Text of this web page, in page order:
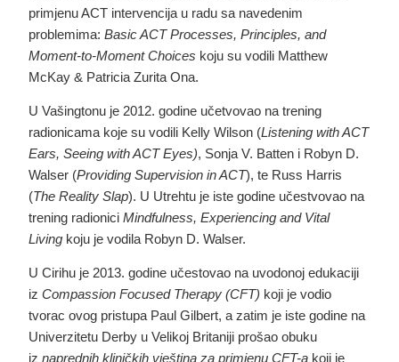
primjenu ACT intervencija u radu sa navedenim
problemima:Basic ACT Processes, Principles, and
Moment-to-Moment Choices koju su vodili Matthew
McKay & Patricia Zurita Ona.
U Vašingtonu je 2012. godine učetvovao na trening
radionicama koje su vodili Kelly Wilson (Listening with ACT
Ears, Seeing with ACT Eyes), Sonja V. Batten i Robyn D.
Walser (Providing Supervision in ACT), te Russ Harris
(The Reality Slap). U Utrehtu je iste godine učestvovao na
trening radioniciMindfulness, Experiencing and Vital
Living koju je vodila Robyn D. Walser.
U Cirihu je 2013. godine učestovao na uvodonoj edukaciji
izCompassion Focused Therapy (CFT) koji je vodio
tvorac ovog pristupa Paul Gilbert, a zatim je iste godine na
Univerzitetu Derby u Velikoj Britaniji prošao obuku
iznaprednih kliničkih vještina za primjenu CFT-a koji je